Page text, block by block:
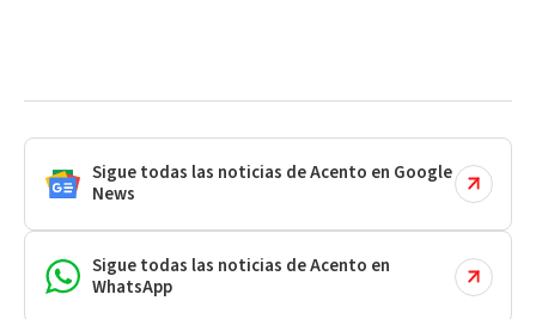
Sigue todas las noticias de Acento en Google
News
Sigue todas las noticias de Acento en
WhatsApp